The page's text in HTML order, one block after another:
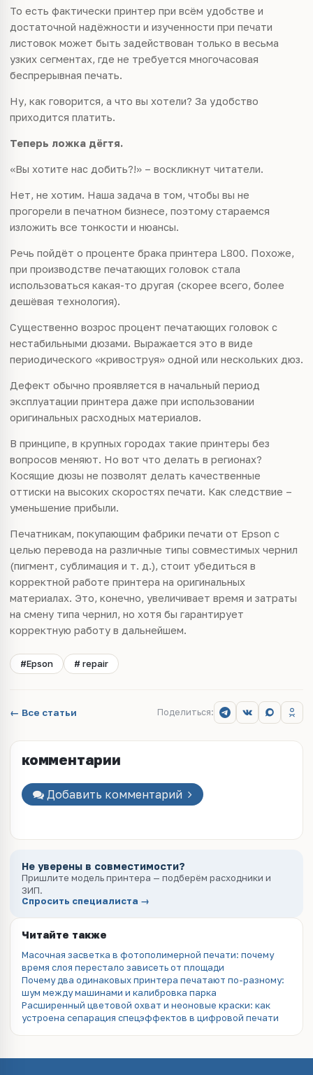
То есть фактически принтер при всём удобстве и
достаточной надёжности и изученности при печати
листовок может быть задействован только в весьма
узких сегментах, где не требуется многочасовая
беспрерывная печать.
Ну, как говорится, а что вы хотели? За удобство
приходится платить.
Теперь ложка дёгтя.
«Вы хотите нас добить?!» – воскликнут читатели.
Нет, не хотим. Наша задача в том, чтобы вы не
прогорели в печатном бизнесе, поэтому стараемся
изложить все тонкости и нюансы.
Речь пойдёт о проценте брака принтера L800. Похоже,
при производстве печатающих головок стала
использоваться какая-то другая (скорее всего, более
дешёвая технология).
Существенно возрос процент печатающих головок с
нестабильными дюзами. Выражается это в виде
периодического «кривоструя» одной или нескольких дюз.
Дефект обычно проявляется в начальный период
эксплуатации принтера даже при использовании
оригинальных расходных материалов.
В принципе, в крупных городах такие принтеры без
вопросов меняют. Но вот что делать в регионах?
Косящие дюзы не позволят делать качественные
оттиски на высоких скоростях печати. Как следствие –
уменьшение прибыли.
Печатникам, покупающим фабрики печати от Epson с
целью перевода на различные типы совместимых чернил
(пигмент, сублимация и т. д.), стоит убедиться в
корректной работе принтера на оригинальных
материалах. Это, конечно, увеличивает время и затраты
на смену типа чернил, но хотя бы гарантирует
корректную работу в дальнейшем.
#Epson # repair
← Все статьи Поделиться:
комментарии
Добавить комментарий
Не уверены в совместимости?
Пришлите модель принтера — подберём расходники и
ЗИП.
Спросить специалиста →
Читайте также
Масочная засветка в фотополимерной печати: почему
время слоя перестало зависеть от площади
Почему два одинаковых принтера печатают по-разному:
шум между машинами и калибровка парка
Расширенный цветовой охват и неоновые краски: как
устроена сепарация спецэффектов в цифровой печати